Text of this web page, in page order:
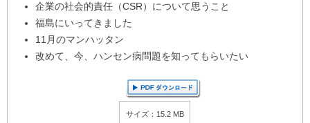
企業の社会的責任（CSR）について思うこと
福島にいってきました
11月のマンハッタン
改めて、今、ハンセン病問題を知ってもらいたい
サイズ：15.2 MB